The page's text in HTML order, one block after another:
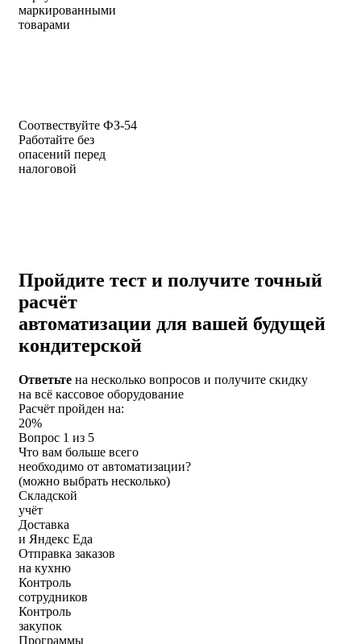
маркированными
товарами
Соотвествуйте ФЗ-54
Работайте без
опасений перед
налоговой
Пройдите тест и получите точный
расчёт
автоматизации для вашей будущей
кондитерской
Ответьте на несколько вопросов и получите скидку
на всё кассовое оборудование
Расчёт пройден на:
20%
Вопрос 1 из 5
Что вам больше всего
необходимо от автоматизации?
(можно выбрать несколько)
Складской
учёт
Доставка
и Яндекс Еда
Отправка заказов
на кухню
Контроль
сотрудников
Контроль
закупок
Программы